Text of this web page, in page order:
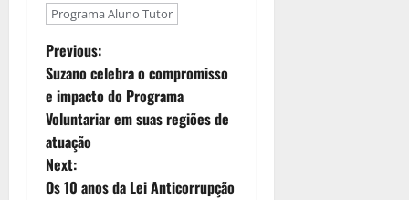
Programa Aluno Tutor
Previous:
Suzano celebra o compromisso
e impacto do Programa
Voluntariar em suas regiões de
atuação
Next:
Os 10 anos da Lei Anticorrupção